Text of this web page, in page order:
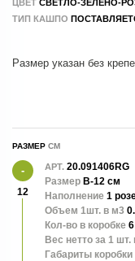
ЦВЕТ СВЕТЛО-ЗЕЛЁНО-
ТИП КАШПО
Размер указан без
РАЗМЕР
12
АРТ. 20.091406RG
Размер В-12 см
Наполнение 1
Объем 1шт. в м3
Кол-во в коробке
Вес нетто за 1 шт.
Габариты коробки